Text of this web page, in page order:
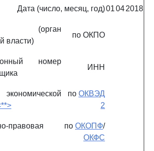
Дата (число, месяц, год)01042018
(орган
власти)
по ОКПО
номер
ИНН
по ОКВЭД
2
правовая
по ОКОПФ/
ОКФС